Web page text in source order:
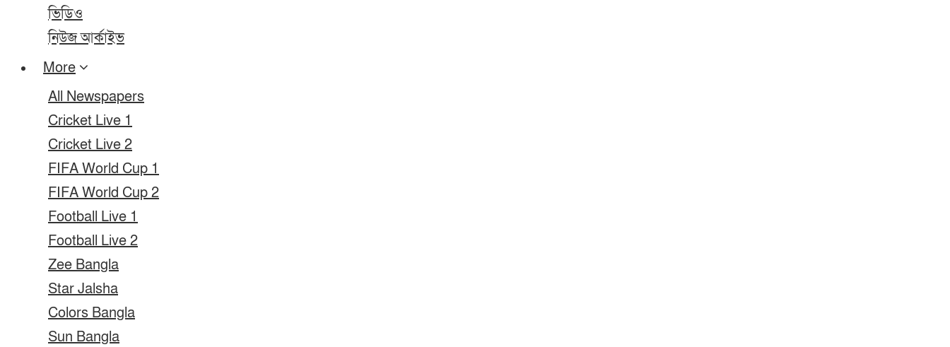
ভিডিও
নিউজ আর্কাইভ
More
All Newspapers
Cricket Live 1
Cricket Live 2
FIFA World Cup 1
FIFA World Cup 2
Football Live 1
Football Live 2
Zee Bangla
Star Jalsha
Colors Bangla
Sun Bangla